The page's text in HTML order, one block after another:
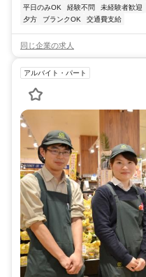
平日のみOK
経験不問 未経験者歓迎
夕方
ブランクOK 交通費支給
同じ企業の求人
アルバイト・パート